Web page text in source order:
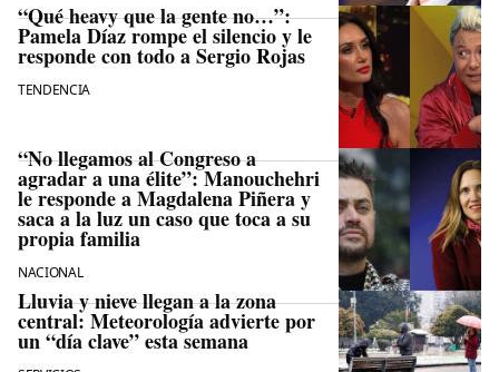
“Qué heavy que la gente no…”:
Pamela Díaz rompe el silencio y le
responde con todo a Sergio Rojas
TENDENCIA
“No llegamos al Congreso a
agradar a una élite”: Manouchehri
le responde a Magdalena Piñera y
saca a la luz un caso que toca a su
propia familia
NACIONAL
Lluvia y nieve llegan a la zona
central: Meteorología advierte por
un “día clave” esta semana